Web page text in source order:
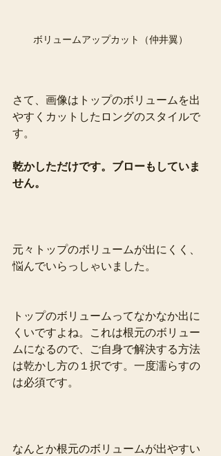
ボリュームアップカット（仲井翼）
さて、画像はトップのボリュームを出
やすくカットしたロングのスタイルで
す。
乾かしただけです。ブローもしていま
せん。
元々トップのボリュームが出にくく、
悩んでいらっしゃいました。
トップのボリュームってなかなか出に
くいですよね。これは根元のボリュー
ムになるので、ご自身で解決する方法
は乾かし方の１択です。一度濡らすの
は必須です。
なんとか根元のボリュームが出やすい